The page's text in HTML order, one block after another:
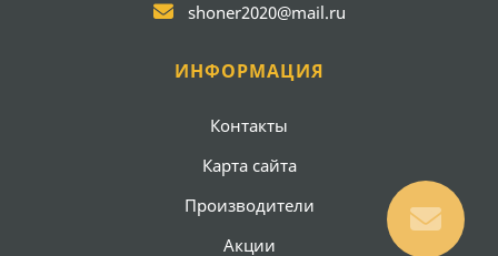
shoner2020@mail.ru
ИНФОРМАЦИЯ
Контакты
Карта сайта
Производители
Акции